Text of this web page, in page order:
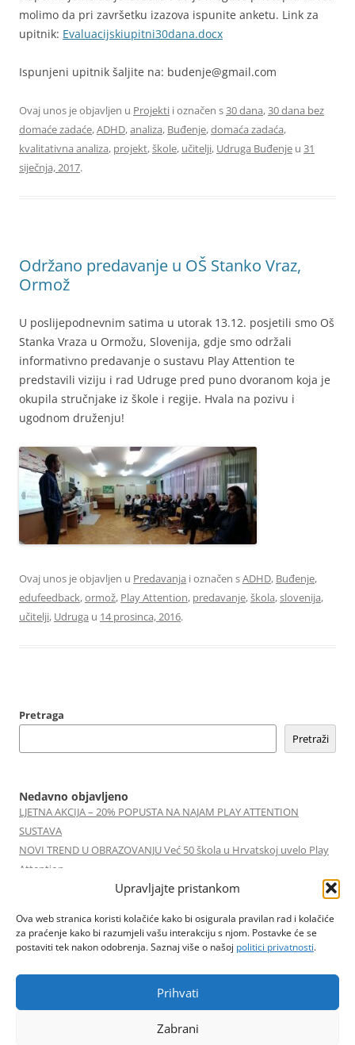
Upravljajte pristankom
Ova web stranica koristi kolačiće kako bi osigurala pravilan rad i kolačiće
za praćenje kako bi razumjeli vašu interakciju s njom. Postavke će se
postaviti tek nakon odobrenja. Saznaj više o našoj politici privatnosti.
Prihvati
Zabrani
molimo da pri završetku izazova ispunite anketu. Link za
upitnik: Evaluacijskiupitni30dana.docx
Ispunjeni upitnik šaljite na: budenje@gmail.com
Ovaj unos je objavljen u Projekti i označen s30 dana,30 dana bez
domaće zadaće,ADHD,analiza, Buđenje,domaća zadaća,
kvalitativna analiza, projekt,škole, učitelji, Udruga Buđenje u 31
siječnja, 2017.
Održano predavanje u OŠ Stanko Vraz,
Ormož
U poslijepodnevnim satima u utorak 13.12. posjetili smo Oš
Stanka Vraza u Ormožu, Slovenija, gdje smo održali
informativno predavanje o sustavu Play Attention te
predstavili viziju i rad Udruge pred puno dvoranom koja je
okupila stručnjake iz škole i regije. Hvala na pozivu i
ugodnom druženju!
Ovaj unos je objavljen u Predavanja i označen sADHD, Buđenje,
edufeedback,ormož, Play Attention, predavanje,škola,slovenija,
učitelji, Udruga u 14 prosinca, 2016.
Pretraga
Pretraži
Nedavno objavljeno
LJETNA AKCIJA – 20% POPUSTA NA NAJAM PLAY ATTENTION
SUSTAVA
NOVI TREND U OBRAZOVANJU Već 50 škola u Hrvatskoj uvelo Play
Attention
Play Attention Online Edukacija 05/05/2026
Izazovi koji mijenjaju škole | Marko Ferek | TEDxNKPPBjelovar
Zadnji komentari
Nema komentara za prikaz.